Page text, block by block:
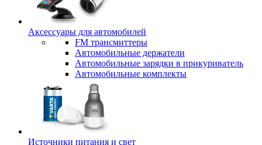
Аксессуары для автомобилей
FM трансмиттеры
Автомобильные держатели
Автомобильные зарядки в прикуриватель
Автомобильные комплекты
Источники питания и свет